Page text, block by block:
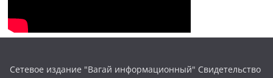
Сетевое издание "Вагай информационный" Свидетельство